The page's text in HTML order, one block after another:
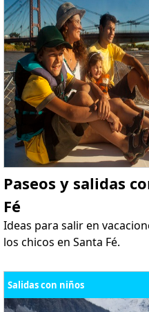
Paseos y salidas
Fé
Ideas para salir en
los chicos en Santa Fé.
Salidas con niños